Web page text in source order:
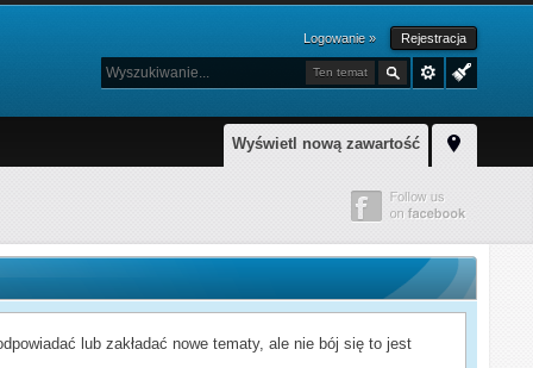
Logowanie » Rejestracja
Ten temat
Wyświetl nową zawartość
lub zakładać nowe tematy, ale nie bój się to jest